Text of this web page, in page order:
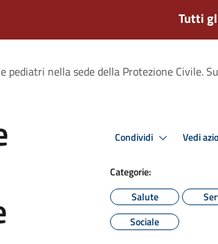
Tutti
pediatri nella sede della Protezione Civile.
Condividi Vedi
Categorie:
Salute
Sociale